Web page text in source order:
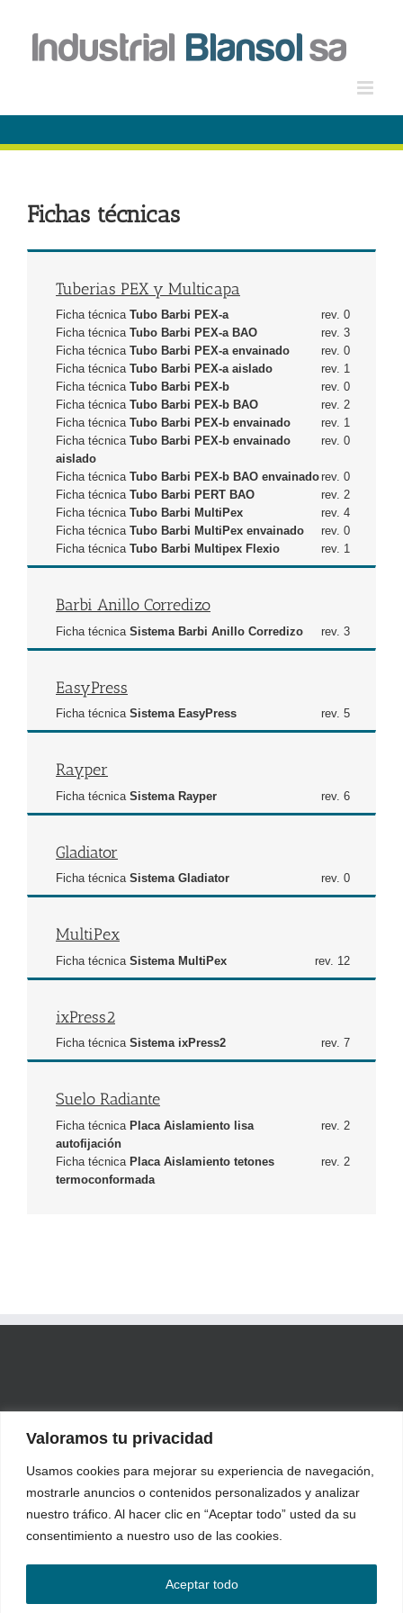
Valoramos tu privacidad
Usamos cookies para mejorar su experiencia de navegación,
mostrarle anuncios o contenidos personalizados y analizar
nuestro tráfico. Al hacer clic en “Aceptar todo” usted da su
consentimiento a nuestro uso de las cookies.
Aceptar todo
contenido
Fichas técnicas
Tuberias PEX y Multicapa
rev. 0
Ficha técnica Tubo Barbi PEX-a
rev. 3
Ficha técnica Tubo Barbi PEX-a BAO
rev. 0
Ficha técnica Tubo Barbi PEX-a envainado
rev. 1
Ficha técnica Tubo Barbi PEX-a aislado
rev. 0
Ficha técnica Tubo Barbi PEX-b
rev. 2
Ficha técnica Tubo Barbi PEX-b BAO
rev. 1
Ficha técnica Tubo Barbi PEX-b envainado
rev. 0
Ficha técnica Tubo Barbi PEX-b envainado
aislado
rev. 0
Ficha técnica Tubo Barbi PEX-b BAO envainado
rev. 2
Ficha técnica Tubo Barbi PERT BAO
rev. 4
Ficha técnica Tubo Barbi MultiPex
rev. 0
Ficha técnica Tubo Barbi MultiPex envainado
rev. 1
Ficha técnica Tubo Barbi Multipex Flexio
Barbi Anillo Corredizo
rev. 3
Ficha técnica Sistema Barbi Anillo Corredizo
EasyPress
rev. 5
Ficha técnica Sistema EasyPress
Rayper
rev. 6
Ficha técnica Sistema Rayper
Gladiator
rev. 0
Ficha técnica Sistema Gladiator
MultiPex
rev. 12
Ficha técnica Sistema MultiPex
ixPress2
rev. 7
Ficha técnica Sistema ixPress2
Suelo Radiante
rev. 2
Ficha técnica Placa Aislamiento lisa
autofijación
rev. 2
Ficha técnica Placa Aislamiento tetones
termoconformada
Tlf: +34 942 205 200 | Fax: +34 942 205 201 | email: